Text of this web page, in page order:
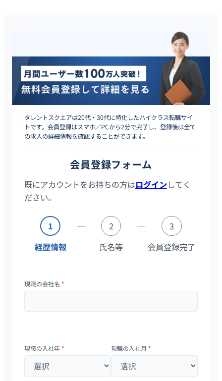
タレントスクエアは20代・30代に特化したハイクラス転職サイ
トです。会員登録はスマホ／PCから2分で完了し、登録後は全て
の求人の詳細情報を確認することができます。
会員登録フォーム
既にアカウントをお持ちの方はログインしてく
ださい。
1
経歴情報
2
氏名等
3
会員登録完了
現職の会社名 *
現職の入社年 * 現職の入社月 *